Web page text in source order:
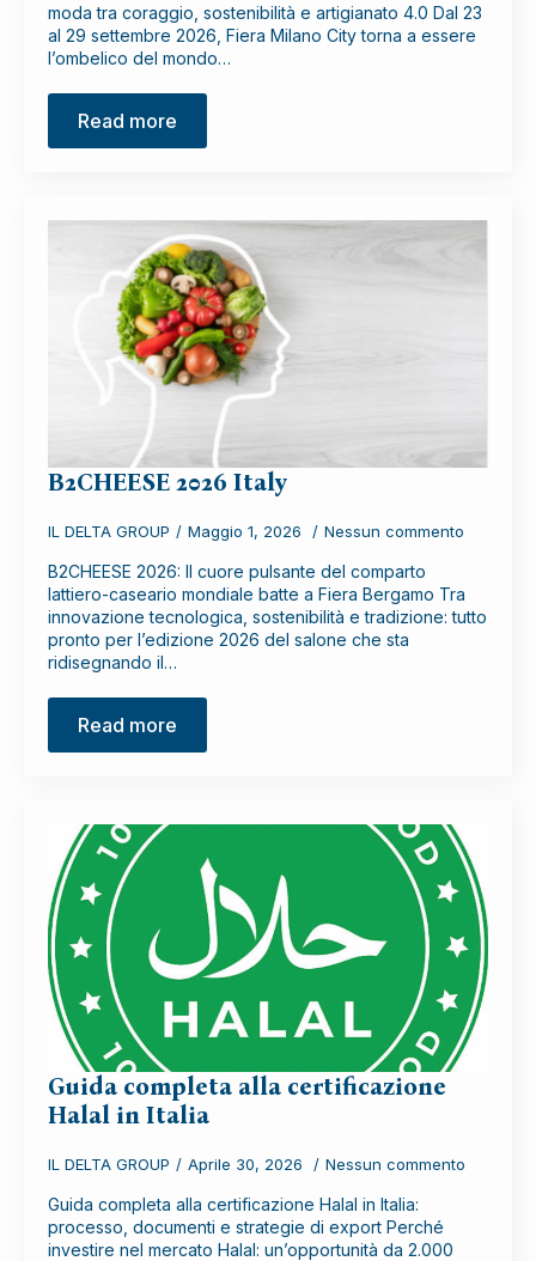
moda tra coraggio, sostenibilità e artigianato 4.0 Dal 23
al 29 settembre 2026, Fiera Milano City torna a essere
l’ombelico del mondo…
Read more
B2CHEESE 2026 Italy
IL DELTA GROUP Maggio 1, 2026 Nessun commento
B2CHEESE 2026: Il cuore pulsante del comparto
lattiero-caseario mondiale batte a Fiera Bergamo Tra
innovazione tecnologica, sostenibilità e tradizione: tutto
pronto per l’edizione 2026 del salone che sta
ridisegnando il…
Read more
Guida completa alla certificazione
Halal in Italia
IL DELTA GROUP Aprile 30, 2026 Nessun commento
Guida completa alla certificazione Halal in Italia:
processo, documenti e strategie di export Perché
investire nel mercato Halal: un’opportunità da 2.000